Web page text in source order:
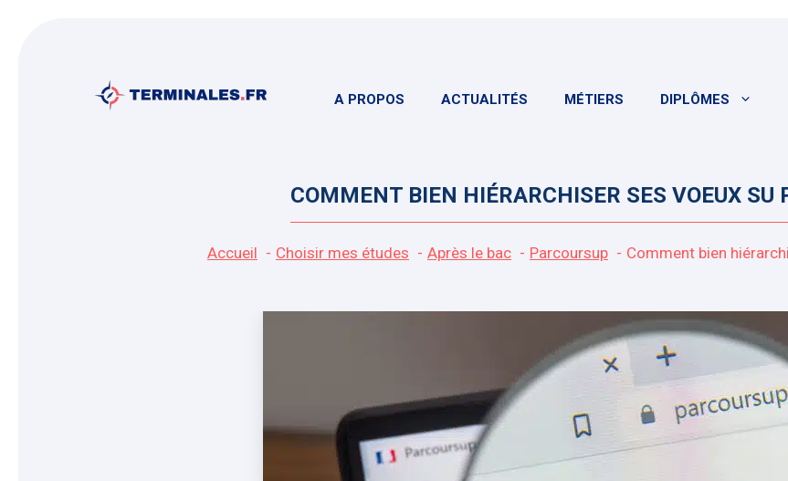
A PROPOS ACTUALITÉS MÉTIERS DIPLÔMES
COMMENT BIEN HIÉRARCHISER SES VOEUX SU
Accueil Choisir mes études Après le bac Parcoursup Comment bien